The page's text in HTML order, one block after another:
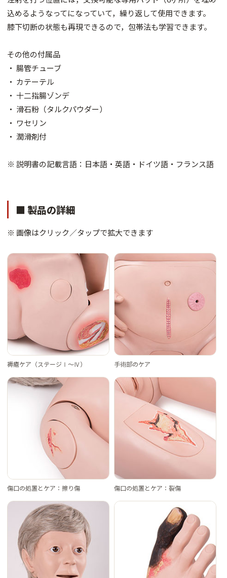
込めるようなってになっていて，繰り返して使用できます。
膝下切断の状態も再現できるので，包帯法も学習できます。
その他の付属品
・ 腸管チューブ
・ カテーテル
・ 十二指腸ゾンデ
・ 滑石粉（タルクパウダー）
・ ワセリン
・ 潤滑剤付
※ 説明書の記載言語：日本語・英語・ドイツ語・フランス語
■ 製品の詳細
※ 画像はクリック／タップで拡大できます
褥瘡ケア（ステージⅠ～Ⅳ） 手術部のケア
傷口の処置とケア：擦り傷 傷口の処置とケア：裂傷